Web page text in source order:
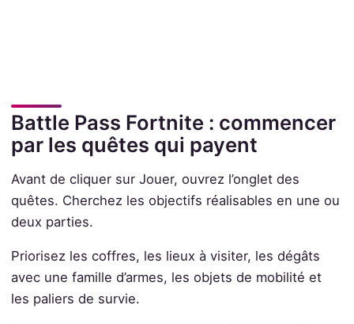
Battle Pass Fortnite : commencer
par les quêtes qui payent
Avant de cliquer sur Jouer, ouvrez l’onglet des
quêtes. Cherchez les objectifs réalisables en une ou
deux parties.
Priorisez les coffres, les lieux à visiter, les dégâts
avec une famille d’armes, les objets de mobilité et
les paliers de survie.